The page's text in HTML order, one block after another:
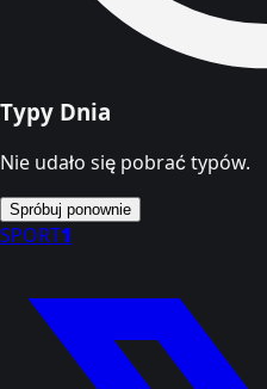
Typy Dnia
Nie udało się pobrać typów.
Spróbuj ponownie
SPORT1